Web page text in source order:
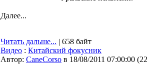
Далее...
Читать дальше... | 658 байт
Видео : Китайский фокусник
Автор: CaneCorso в 18/08/2011 07:00:00 (